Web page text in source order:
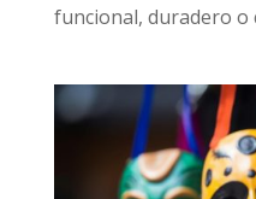
funcional, duradero o